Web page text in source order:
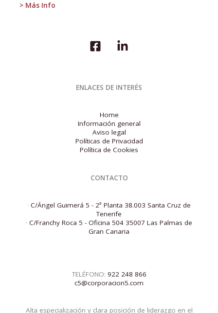
> Más Info
ENLACES DE INTERÉS
Home
Información general
Aviso legal
Políticas de Privacidad
Política de Cookies
CONTACTO
· C/Ángel Guimerá 5 - 2ª Planta 38.003 Santa Cruz de
Tenerife
· C/Franchy Roca 5 - Oficina 504 35007 Las Palmas de
Gran Canaria
TELÉFONO: 922 248 866
c5@corporacion5.com
Alta especialización y clara posición de liderazgo en el